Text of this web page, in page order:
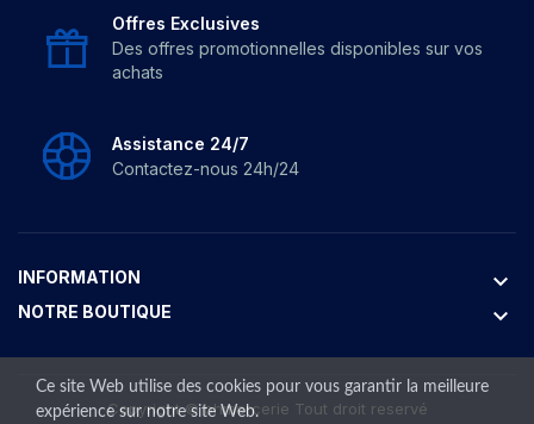
Offres Exclusives
Des offres promotionnelles disponibles sur vos
achats
Assistance 24/7
Contactez-nous 24h/24
INFORMATION keyboard_arrow_down
NOTRE BOUTIQUE keyboard_arrow_down
Copyright ©bhmercerie Tout droit reservé
Ce site Web utilise des cookies pour vous garantir la meilleure
expérience sur notre site Web.